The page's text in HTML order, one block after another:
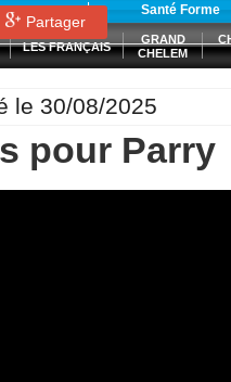
Santé Forme
LES FRANÇAIS
GRAND
CHELEM
Partager
le 30/08/2025
pour Parry